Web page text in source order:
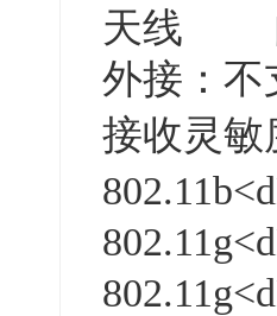
天线
外接：不
接收灵敏